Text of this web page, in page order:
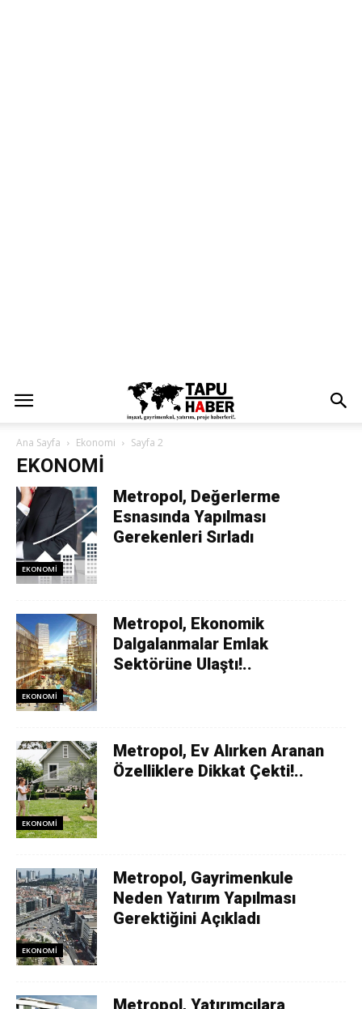
Ana Sayfa Ekonomi Sayfa 2
EKONOMI
EKONOMI
Metropol, Değerlerme
Esnasında Yapılması
Gerekenleri Sırladı
EKONOMI
Metropol, Ekonomik
Dalgalanmalar Emlak
Sektörüne Ulaştı!..
EKONOMI
Metropol, Ev Alırken Aranan
Özelliklere Dikkat Çekti!..
EKONOMI
Metropol, Gayrimenkule
Neden Yatırım Yapılması
Gerektiğini Açıkladı
Metropol, Yatırımcılara